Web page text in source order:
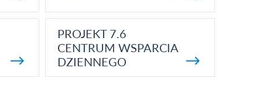
PROJEKT 7.6
CENTRUM WSPARCIA
DZIENNEGO